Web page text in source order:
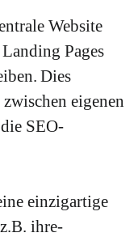
Website
Pages
Dies
eigenen
SEO-
einzigartige
ihre-